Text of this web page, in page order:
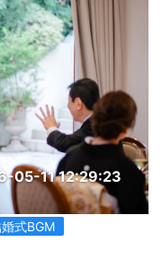
05-11 12:29:23
式BGM